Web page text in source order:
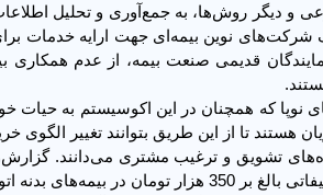
دیگر روش‌ها، به جمع‌آوری و تحلیل
شرکت‌های نوین بیمه‌ای جهت ارایه خدمات
نمایندگان قدیمی‌ صنعت بیمه، از عدم
نوپا که همچنان در این اکوسیستم به
هستند تا از این طریق بتوانند تغییر الگوی
تشویق و ترغیب مشتری می‌دانند.